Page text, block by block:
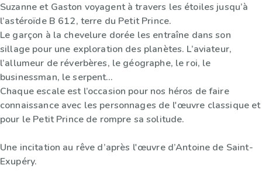
Suzanne et Gaston voyagent à travers les étoiles jusqu’à
l’astéroïde B 612, terre du Petit Prince.
Le garçon à la chevelure dorée les entraîne dans son
sillage pour une exploration des planètes. L’aviateur,
l’allumeur de réverbères, le géographe, le roi, le
businessman, le serpent…
Chaque escale est l’occasion pour nos héros de faire
connaissance avec les personnages de l'œuvre classique et
pour le Petit Prince de rompre sa solitude.
Une incitation au rêve d’après l'œuvre d’Antoine de Saint-
Exupéry.